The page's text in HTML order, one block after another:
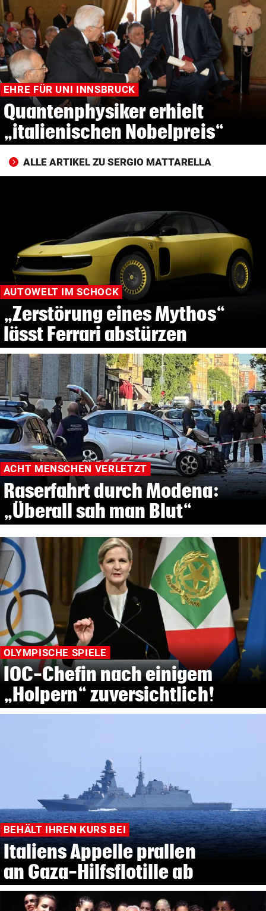
© Krone Multimedia GmbH & Co KG 2026
Muthgasse 2, 1190 Wien
EHRE FÜR UNI INNSBRUCK
Quantenphysiker erhielt
„italienischen Nobelpreis“
ALLE ARTIKEL ZU SERGIO MATTARELLA
AUTOWELT IM SCHOCK
„Zerstörung eines Mythos“
lässt Ferrari abstürzen
ACHT MENSCHEN VERLETZT
Raserfahrt durch Modena:
„Überall sah man Blut“
OLYMPISCHE SPIELE
IOC-Chefin nach einigem
„Holpern“ zuversichtlich!
BEHÄLT IHREN KURS BEI
Italiens Appelle prallen
an Gaza-Hilfsflotille ab